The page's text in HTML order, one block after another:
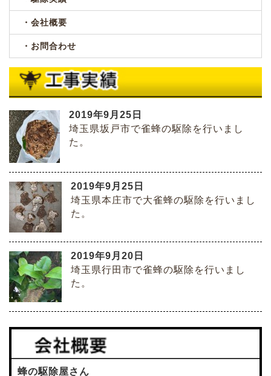
・会社概要
・お問合わせ
2019年9月25日
埼玉県坂戸市で雀蜂の駆除を行いまし
た。
2019年9月25日
埼玉県本庄市で大雀蜂の駆除を行いまし
た。
2019年9月20日
埼玉県行田市で雀蜂の駆除を行いまし
た。
蜂の駆除屋さん